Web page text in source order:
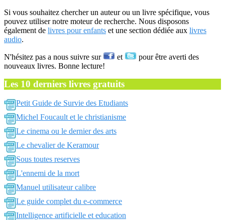
Si vous souhaitez chercher un auteur ou un livre spécifique, vous
pouvez utiliser notre moteur de recherche. Nous disposons
également de livres pour enfants et une section dédiée aux livres
audio.
N'hésitez pas a nous suivre sur et
pour être averti des
nouveaux livres. Bonne lecture!
Les 10 derniers livres gratuits
Petit Guide de Survie des Etudiants
Michel Foucault et le christianisme
Le cinema ou le dernier des arts
Le chevalier de Keramour
Sous toutes reserves
L'ennemi de la mort
Manuel utilisateur calibre
Le guide complet du e-commerce
Intelligence artificielle et education